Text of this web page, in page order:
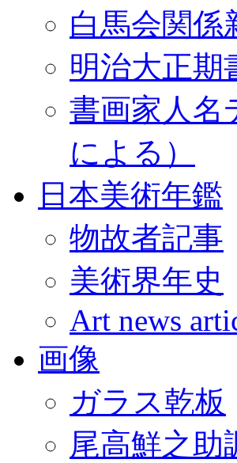
白馬会関係
明治大正期
書画家人名
による）
日本美術年鑑
物故者記事
美術界年史
Art news
画像
ガラス乾板
尾高鮮之助